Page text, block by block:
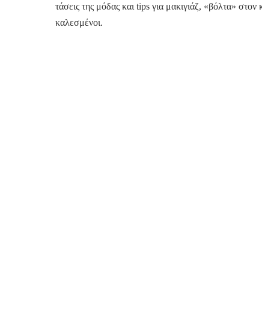
τάσεις της μόδας και tips για μακιγιάζ, «βόλτα»
καλεσμένοι.